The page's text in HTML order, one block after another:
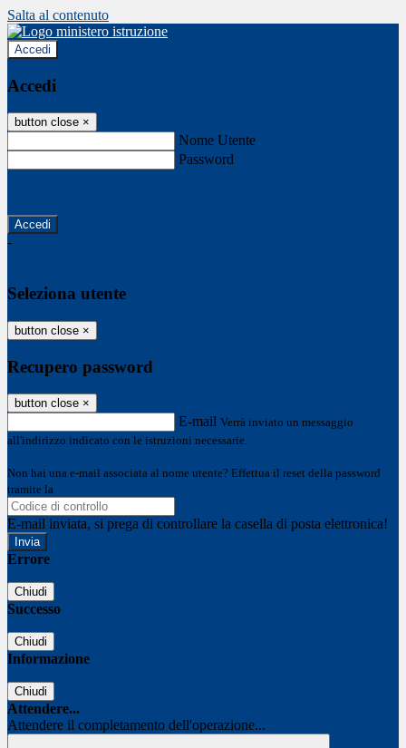
Salta al contenuto
Accedi
Accedi
button close ×
Nome Utente
Password
-
Seleziona utente
button close ×
Recupero password
button close ×
E-mail Verrà inviato un messaggio
all'indirizzo indicato con le istruzioni necessarie.
Non hai una e-mail associata al nome utente? Effettua il reset della password
tramite la
E-mail inviata, si prega di controllare la casella di posta elettronica!
Errore
Chiudi
Successo
Chiudi
Informazione
Chiudi
Attendere...
Attendere il completamento dell'operazione...